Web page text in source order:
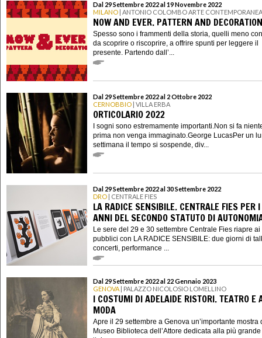
Dal 29 Settembre 2022 al 19 Novembre 2022
MILANO | ANTONIO COLOMBO ARTE CONTEMPORANEA
NOW AND EVER. PATTERN AND DECORATION
Spesso sono i frammenti della storia, quelli meno
da scoprire o riscoprire, a offrire spunti per leggere il
presente. Partendo dall’...
Dal 29 Settembre 2022 al 2 Ottobre 2022
CERNOBBIO | VILLA ERBA
ORTICOLARIO 2022
I sogni sono estremamente importanti.Non si fa
prima non venga immaginato.George LucasPer un
settimana il tempo si sospende, div...
Dal 29 Settembre 2022 al 30 Settembre 2022
DRO | CENTRALE FIES
LA RADICE SENSIBILE. CENTRALE FIES PER
ANNI DEL SECONDO STATUTO DI
Le sere del 29 e 30 settembre Centrale Fies riapre ai
pubblici con LA RADICE SENSIBILE: due giorni di
concerti, performance ...
Dal 29 Settembre 2022 al 22 Gennaio 2023
GENOVA | PALAZZO NICOLOSIO LOMELLINO
I COSTUMI DI ADELAIDE RISTORI. TEATRO E
MODA
Apre il 29 settembre a Genova un’importante mostra
Museo Biblioteca dell’Attore dedicata alla più